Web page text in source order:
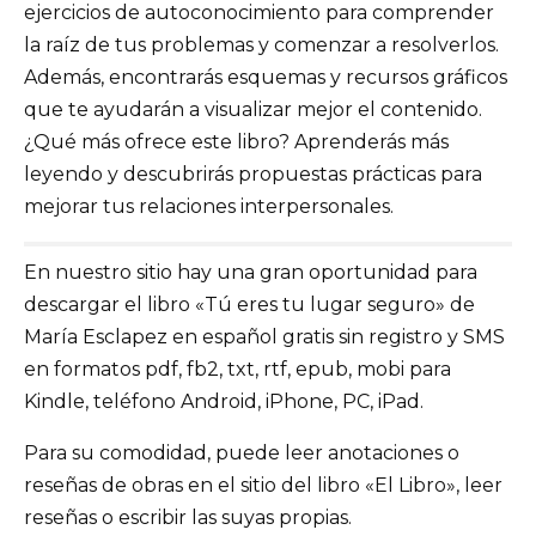
ejercicios de autoconocimiento para comprender
la raíz de tus problemas y comenzar a resolverlos.
Además, encontrarás esquemas y recursos gráficos
que te ayudarán a visualizar mejor el contenido.
¿Qué más ofrece este libro? Aprenderás más
leyendo y descubrirás propuestas prácticas para
mejorar tus relaciones interpersonales.
En nuestro sitio hay una gran oportunidad para
descargar el libro «Tú eres tu lugar seguro» de
María Esclapez en español gratis sin registro y SMS
en formatos pdf, fb2, txt, rtf, epub, mobi para
Kindle, teléfono Android, iPhone, PC, iPad.
Para su comodidad, puede leer anotaciones o
reseñas de obras en el sitio del libro «El Libro», leer
reseñas o escribir las suyas propias.